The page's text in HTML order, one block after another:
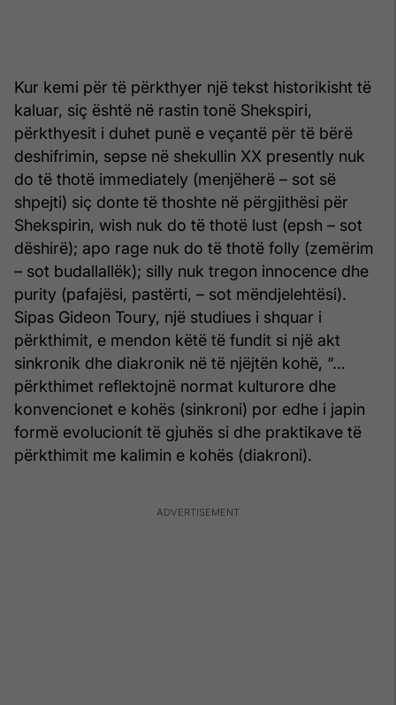
Kur kemi për të përkthyer një tekst historikisht të
kaluar, siç është në rastin tonë Shekspiri,
përkthyesit i duhet punë e veçantë për të bërë
deshifrimin, sepse në shekullin XX presently nuk
do të thotë immediately (menjëherë – sot së
shpejti) siç donte të thoshte në përgjithësi për
Shekspirin, wish nuk do të thotë lust (epsh – sot
dëshirë); apo rage nuk do të thotë folly (zemërim
– sot budallallëk); silly nuk tregon innocence dhe
purity (pafajësi, pastërti, – sot mëndjelehtësi).
Sipas Gideon Toury, një studiues i shquar i
përkthimit, e mendon këtë të fundit si një akt
sinkronik dhe diakronik në të njëjtën kohë, “…
përkthimet reflektojnë normat kulturore dhe
konvencionet e kohës (sinkroni) por edhe i japin
formë evolucionit të gjuhës si dhe praktikave të
përkthimit me kalimin e kohës (diakroni).